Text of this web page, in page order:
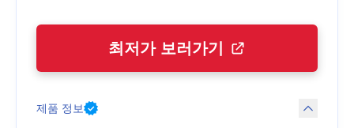
최저가 보러가기
제품 정보